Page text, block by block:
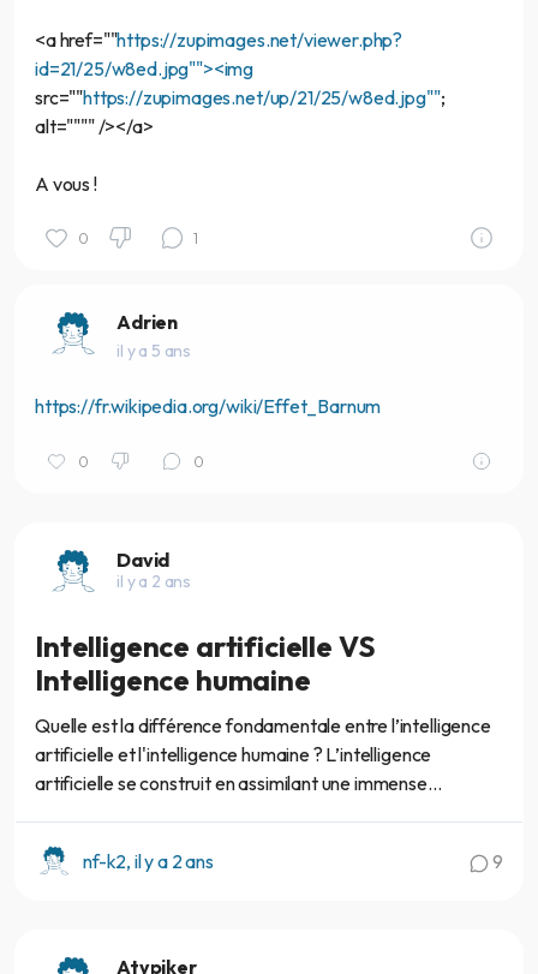
<a href=""https://zupimages.net/viewer.php?
id=21/25/w8ed.jpg""><img
src=""https://zupimages.net/up/21/25/w8ed.jpg"";
alt="""" /></a>
A vous !
0 1
Adrien
il y a 5 ans
https://fr.wikipedia.org/wiki/Effet_Barnum
0 0
David
il y a 2 ans
Intelligence artificielle VS
Intelligence humaine
Quelle est la différence fondamentale entre l’intelligence
artificielle et l'intelligence humaine ? L’intelligence
artificielle se construit en assimilant une immense...
nf-k2, il y a 2 ans 9
Atypiker